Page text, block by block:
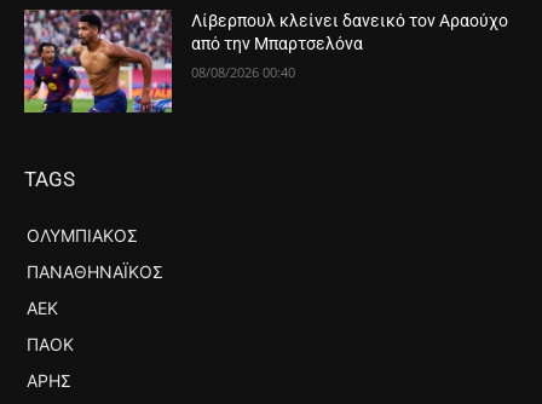
Λίβερπουλ κλείνει δανεικό τον Αραούχο
από την Μπαρτσελόνα
08/08/2026 00:40
TAGS
ΟΛΥΜΠΙΑΚΌΣ
ΠΑΝΑΘΗΝΑΪΚΌΣ
ΑΕΚ
ΠΑΟΚ
ΆΡΗΣ